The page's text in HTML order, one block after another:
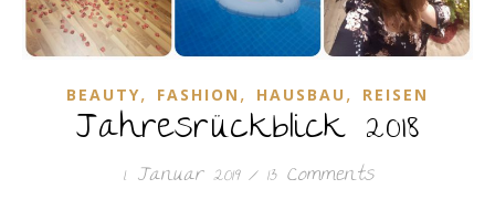
BEAUTY, FASHION , HAUSBAU , REISEN
Jahresrückblick 2018
1. Januar 2019 / 13 Comments